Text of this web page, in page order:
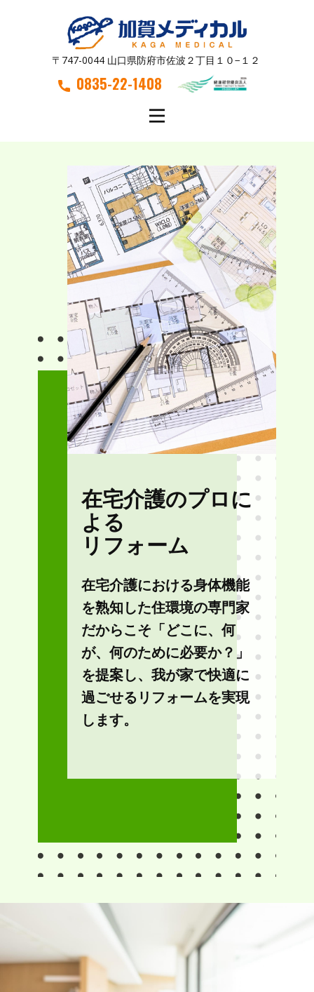
〒747-0044 山口県防府市佐波２丁目１０−１２
0835-22-1408
在宅介護のプロに
よる
リフォーム
在宅介護における身体機能
を熟知した住環境の専門家
だからこそ「どこに、何
が、何のために必要か？」
を提案し、我が家で快適に
過ごせるリフォームを実現
します。